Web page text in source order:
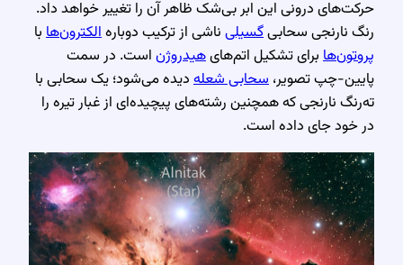
حرکت‌های درونی این ابر بی‌شک ظاهر آن را تغییر خواهد داد.
رنگ نارنجی سحابیگسیلیناشی از ترکیب دوبارهالکترون‌هابا
پروتون‌هابرای تشکیل اتم‌هایهیدروژناست. در سمت
پایین-چپ تصویر،سحابی شعلهدیده می‌شود؛ یک سحابی با
ته‌رنگ نارنجی که همچنین رشته‌های پیچیده‌ای از غبار تیره را
در خود جای داده است.